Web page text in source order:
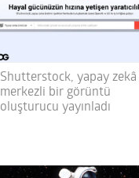
Shutterstock, yapay zekâ
merkezli bir görüntü
oluşturucu yayınladı